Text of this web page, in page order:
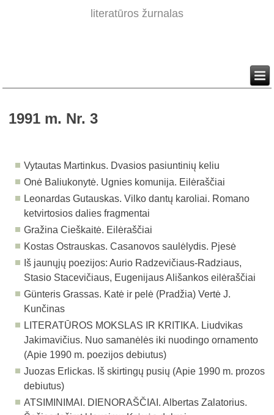
literatūros žurnalas
1991 m. Nr. 3
Vytautas Martinkus. Dvasios pasiuntinių keliu
Onė Baliukonytė. Ugnies komunija. Eilėraščiai
Leonardas Gutauskas. Vilko dantų karoliai. Romano
ketvirtosios dalies fragmentai
Gražina Cieškaitė. Eilėraščiai
Kostas Ostrauskas. Casanovos saulėlydis. Pjesė
Iš jaunųjų poezijos: Aurio Radzevičiaus-Radziaus,
Stasio Stacevičiaus, Eugenijaus Ališankos eilėraščiai
Günteris Grassas. Katė ir pelė (Pradžia) Vertė J.
Kunčinas
LITERATŪROS MOKSLAS IR KRITIKA. Liudvikas
Jakimavičius. Nuo samanėlės iki nuodingo ornamento
(Apie 1990 m. poezijos debiutus)
Juozas Erlickas. Iš skirtingų pusių (Apie 1990 m. prozos
debiutus)
ATSIMINIMAI. DIENORAŠČIAI. Albertas Zalatorius.